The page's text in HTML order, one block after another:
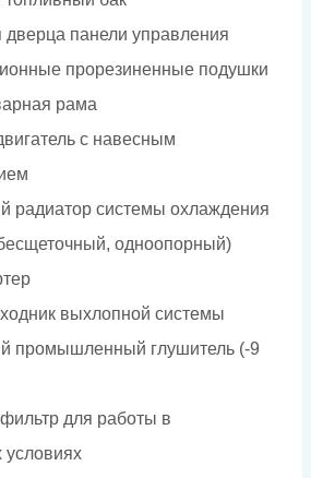
панели управления
прорезиненные подушки
рама
с навесным
радиатор системы охлаждения
одноопорный)
выхлопной системы
промышленный глушитель (-9
для работы в